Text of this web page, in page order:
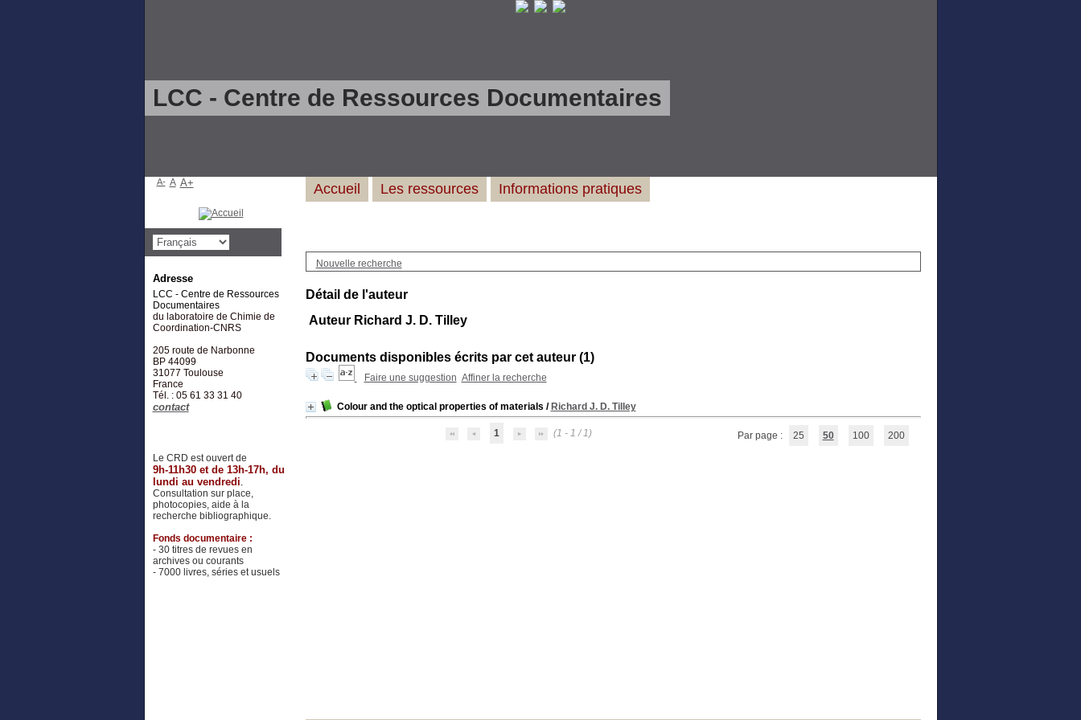
LCC - Centre de Ressources Documentaires
Nouvelle recherche
Détail de l'auteur
Auteur Richard J. D. Tilley
Documents disponibles écrits par cet auteur (1)
Faire une suggestion Affiner la recherche
Colour and the optical properties of materials / Richard J. D. Tilley
1 (1 - 1 / 1) Par page : 25 50 100 200
Accueil Les ressources Informations pratiques
A- A A+
Adresse
LCC - Centre de Ressources
Documentaires
du laboratoire de Chimie de
Coordination-CNRS
205 route de Narbonne
BP 44099
31077 Toulouse
France
Tél. : 05 61 33 31 40
contact
Le CRD est ouvert de
9h-11h30 et de 13h-17h, du
lundi au vendredi.
Consultation sur place,
photocopies, aide à la
recherche bibliographique.
Fonds documentaire :
- 30 titres de revues en
archives ou courants
- 7000 livres, séries et usuels